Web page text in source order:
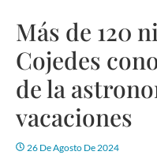
Más de 120
Cojedes
de la
vacaciones
26 De Agosto De 2024